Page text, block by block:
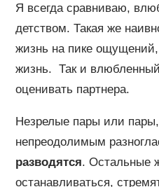
Я всегда сравниваю,
детством. Такая же
жизнь на пике
жизнь. Так и влюбленный
оценивать партнера.
Незрелые пары или
непреодолимым
разводятся. Остальные
останавливаться,